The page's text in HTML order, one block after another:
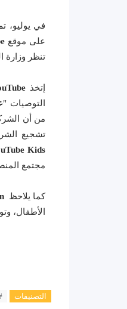
في يوليو،
على موقع
تنظر وزارة
إتخذ
التوصيات "
من أن
تشجيع
Kids
مجتمع
كما يلاحظ
الأطفال،
التصنيفات